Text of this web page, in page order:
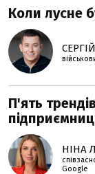
Коли лусне
П'ять
НІНА
Google